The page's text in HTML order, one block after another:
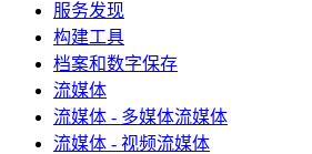
服务发现
构建工具
档案和数字保存
流媒体
流媒体 - 多媒体流媒体
流媒体 - 视频流媒体